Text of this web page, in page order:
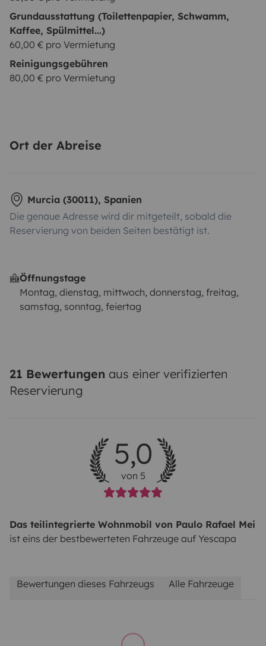
Grundausstattung (Toilettenpapier, Schwamm,
Kaffee, Spülmittel...)
60,00 € pro Vermietung
Reinigungsgebühren
80,00 € pro Vermietung
Ort der Abreise
Murcia (30011), Spanien
Die genaue Adresse wird dir mitgeteilt, sobald die
Reservierung von beiden Seiten bestätigt ist.
Öffnungstage
Montag, dienstag, mittwoch, donnerstag, freitag,
samstag, sonntag, feiertag
21 Bewertungen aus einer verifizierten
Reservierung
5,0
von 5
Das teilintegrierte Wohnmobil von Paulo Rafael Mei
ist eins der bestbewerteten Fahrzeuge auf Yescapa
Bewertungen dieses Fahrzeugs Alle Fahrzeuge